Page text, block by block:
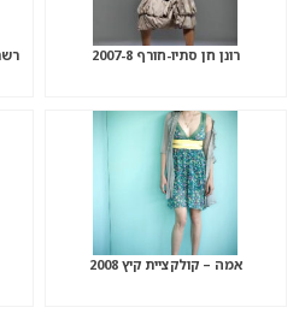
רונן חן סתיו-חורף 2007-8
אמה – קולקציית קיץ 2008